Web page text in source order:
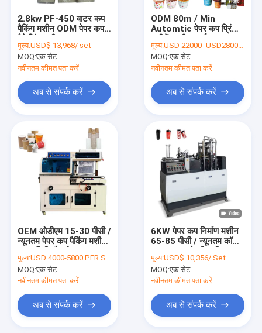
2.8kw PF-450 वाटर कप
पैकिंग मशीन ODM पेपर कप
मूल्य:USD$ 13,968/ set
MOQ:एक सेट
नवीनतम कीमत पता करें
अब से संपर्क करें
ODM 80m / Min
Automtic पेपर कप प्रिंटिंग
मूल्य:USD 22000- USD28000 / set
MOQ:एक सेट
नवीनतम कीमत पता करें
अब से संपर्क करें
OEM ओडीएम 15-30 पीसी /
न्यूनतम पेपर कप पैकिंग मशीन
मूल्य:USD 4000-5800 PER SET
MOQ:एक सेट
नवीनतम कीमत पता करें
अब से संपर्क करें
6KW पेपर कप निर्माण मशीन
65-85 पीसी / न्यूनतम कॉफी
मूल्य:USD$ 10,356/ Set
MOQ:एक सेट
नवीनतम कीमत पता करें
अब से संपर्क करें